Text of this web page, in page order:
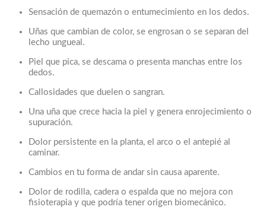
Sensación de quemazón o entumecimiento en los dedos.
Uñas que cambian de color, se engrosan o se separan del
lecho ungueal.
Piel que pica, se descama o presenta manchas entre los
dedos.
Callosidades que duelen o sangran.
Una uña que crece hacia la piel y genera enrojecimiento o
supuración.
Dolor persistente en la planta, el arco o el antepié al
caminar.
Cambios en tu forma de andar sin causa aparente.
Dolor de rodilla, cadera o espalda que no mejora con
fisioterapia y que podría tener origen biomecánico.